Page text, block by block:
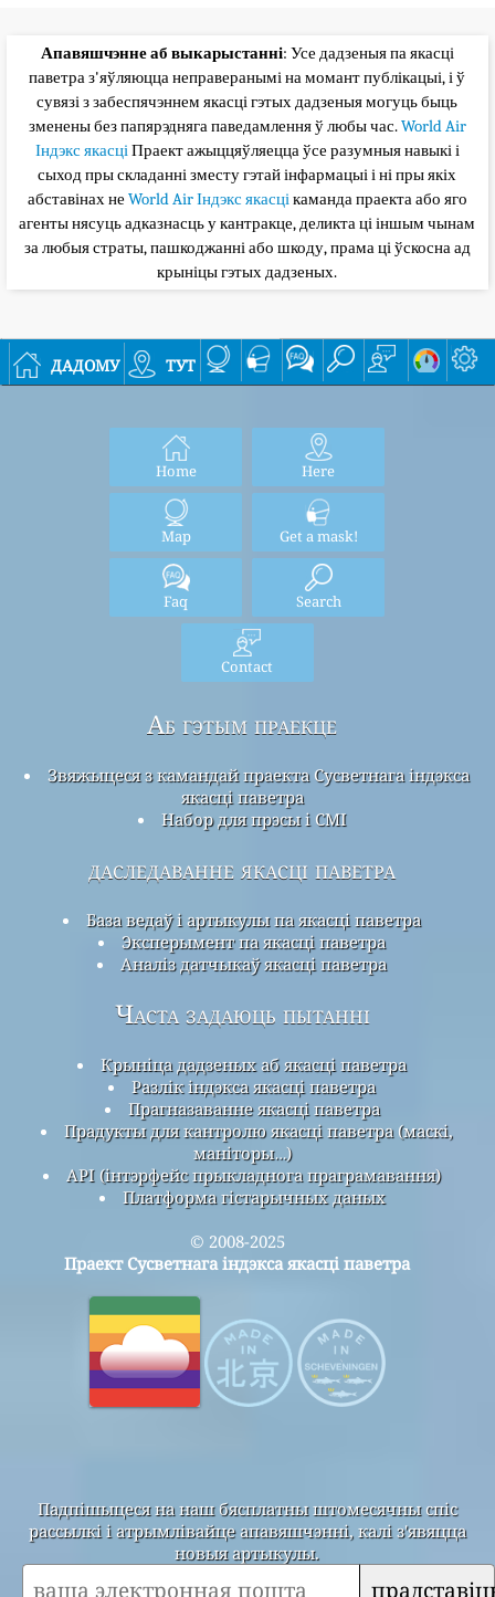
Апавяшчэнне аб выкарыстанні: Усе дадзеныя па якасці
паветра з'яўляюцца неправеранымі на момант публікацыі, і ў
сувязі з забеспячэннем якасці гэтых дадзеныя могуць быць
зменены без папярэдняга паведамлення ў любы час.World Air
Індэкс якасціПраект ажыццяўляецца ўсе разумныя навыкі і
сыход пры складанні зместу гэтай інфармацыі і ні пры якіх
абставінах не World Air Індэкс якасцікаманда праекта або яго
агенты нясуць адказнасць у кантракце, деликта ці іншым чынам
за любыя страты, пашкоджанні або шкоду, прама ці ўскосна ад
крыніцы гэтых дадзеных.
дадому тут
Home Here
Map Get a mask!
Faq Search
Contact
Аб гэтым праекце
Звяжыцеся з камандай праекта Сусветнага індэкса
якасці паветра
Набор для прэсы і СМІ
даследаванне якасці паветра
База ведаў і артыкулы па якасці паветра
Эксперымент па якасці паветра
Аналіз датчыкаў якасці паветра
Часта задаюць пытанні
Крыніца дадзеных аб якасці паветра
Разлік індэкса якасці паветра
Прагназаванне якасці паветра
Прадукты для кантролю якасці паветра (маскі,
маніторы…)
API (інтэрфейс прыкладнога праграмавання)
Платформа гістарычных даных
© 2008-2025
Праект Сусветнага індэкса якасці паветра
Падпішыцеся на наш бясплатны штомесячны спіс
рассылкі і атрымлівайце апавяшчэнні, калі з'явяцца
новыя артыкулы.